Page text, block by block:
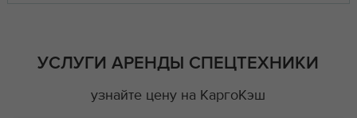
УСЛУГИ АРЕНДЫ СПЕЦТЕХНИКИ
узнайте цену на КаргоКэш